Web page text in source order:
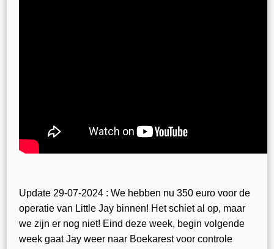
Update 29-07-2024 : We hebben nu 350 euro voor de
operatie van Little Jay binnen! Het schiet al op, maar
we zijn er nog niet! Eind deze week, begin volgende
week gaat Jay weer naar Boekarest voor controle.